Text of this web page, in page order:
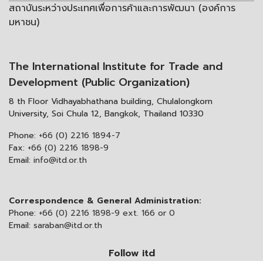
สถาบันระหว่างประเทศเพื่อการค้าและการพัฒนา (องค์การ
มหาชน)
The International Institute for Trade and
Development (Public Organization)
8 th Floor Vidhayabhathana building, Chulalongkorn
University, Soi Chula 12, Bangkok, Thailand 10330
Phone: +66 (0) 2216 1894-7
Fax: +66 (0) 2216 1898-9
Email: info@itd.or.th
Correspondence & General Administration:
Phone: +66 (0) 2216 1898-9 ext. 166 or 0
Email: saraban@itd.or.th
Follow itd